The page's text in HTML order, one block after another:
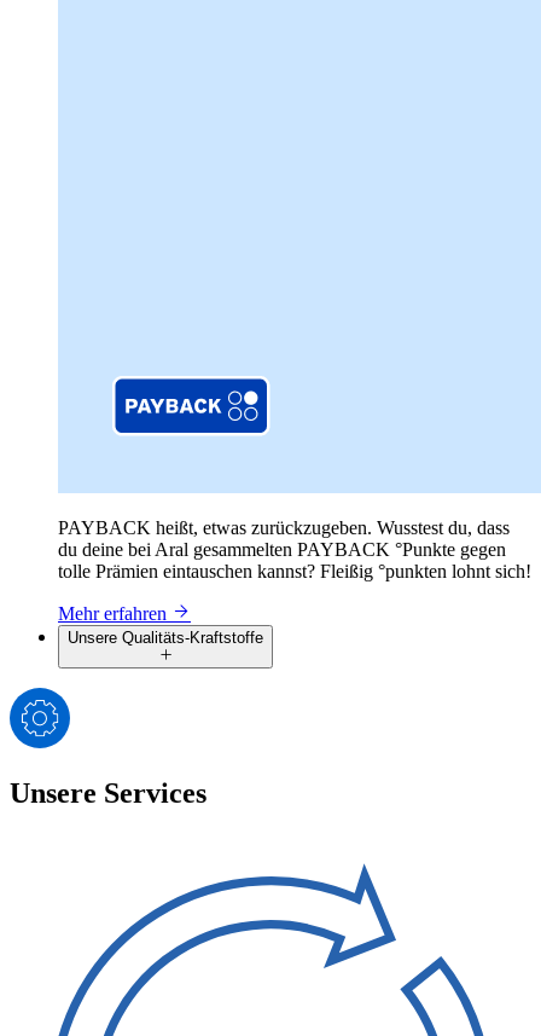
PAYBACK heißt, etwas zurückzugeben. Wusstest du, dass
du deine bei Aral gesammelten PAYBACK °Punkte gegen
tolle Prämien eintauschen kannst? Fleißig °punkten lohnt sich!
Mehr erfahren
Unsere Qualitäts-Kraftstoffe
Unsere Services